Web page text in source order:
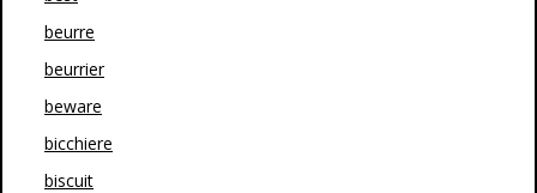
beurre
beurrier
beware
bicchiere
biscuit